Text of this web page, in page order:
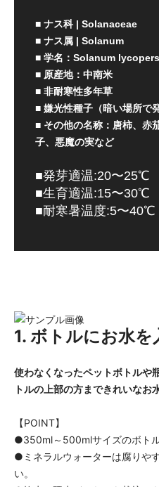
■ ナス科 | Solanaceae
■ ナス属 | Solanum
■ 学名：Solanum
■ 原産地：中南米
■ 非耐寒性多年草
■ 嫌光性種子（暗い場所で
■ その他の名称：唐柿、赤
子、悪魔の実など
■発芽適温:20〜25℃
■生育適温:15〜30℃
■耐寒暑温度:5〜40℃
1. ボトルにお水を
使わなくなったペットボトルや
トルの上部の方まできれいなお
【POINT】
●350ml～500mlサイズのボトル
●ミネラルウォーターは腐りや
い。